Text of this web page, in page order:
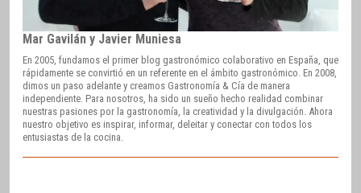
Mar Gavilán y Javier Muniesa
En 2005, fundamos el primer blog gastronómico colaborativo en España, que
rápidamente se convirtió en un referente en el ámbito gastronómico. En 2008,
dimos un paso adelante y creamos Gastronomía & Cía de manera
independiente. Para nosotros, ha sido un sueño hecho realidad combinar
nuestras pasiones por la gastronomía, la creatividad y la divulgación. Ahora
nuestro objetivo es inspirar, informar, deleitar y conectar con todos los
entusiastas de la cocina.